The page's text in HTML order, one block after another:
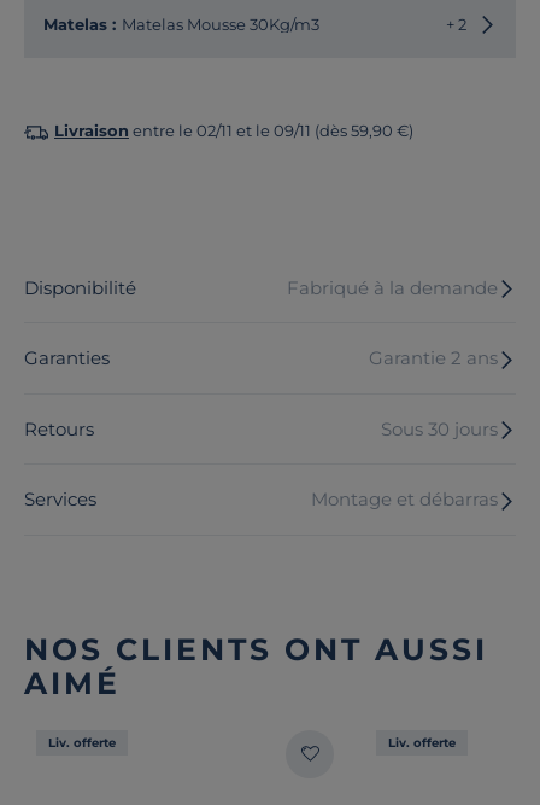
Matelas : Matelas Mousse 30Kg/m3 + 2
Livraison entre le 02/11 et le 09/11 (dès 59,90 €)
Disponibilité Fabriqué à la demande
Garanties Garantie 2 ans
Retours Sous 30 jours
Services Montage et débarras
NOS CLIENTS ONT AUSSI
AIMÉ
Liv. offerte Liv. offerte